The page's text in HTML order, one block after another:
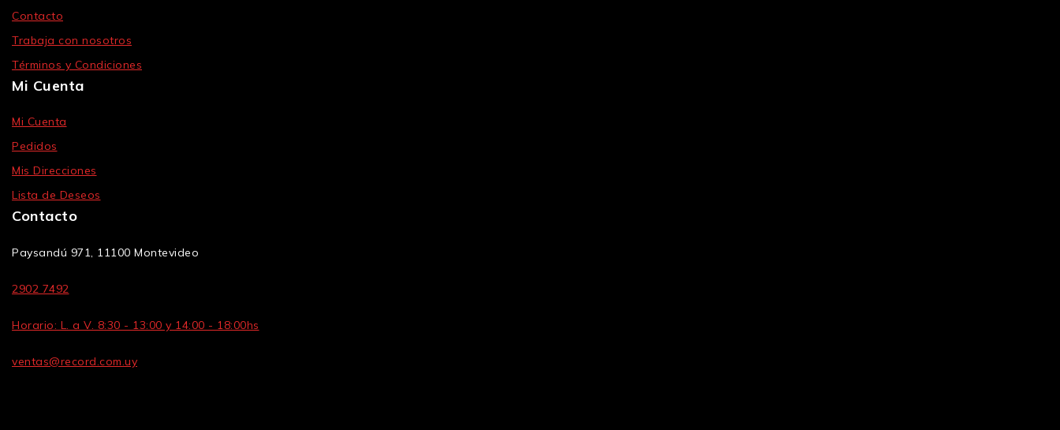
Contacto
Trabaja con nosotros
Términos y Condiciones
Mi Cuenta
Mi Cuenta
Pedidos
Mis Direcciones
Lista de Deseos
Contacto
Paysandú 971, 11100 Montevideo
2902 7492
Horario: L. a V. 8:30 - 13:00 y 14:00 - 18:00hs
ventas@record.com.uy